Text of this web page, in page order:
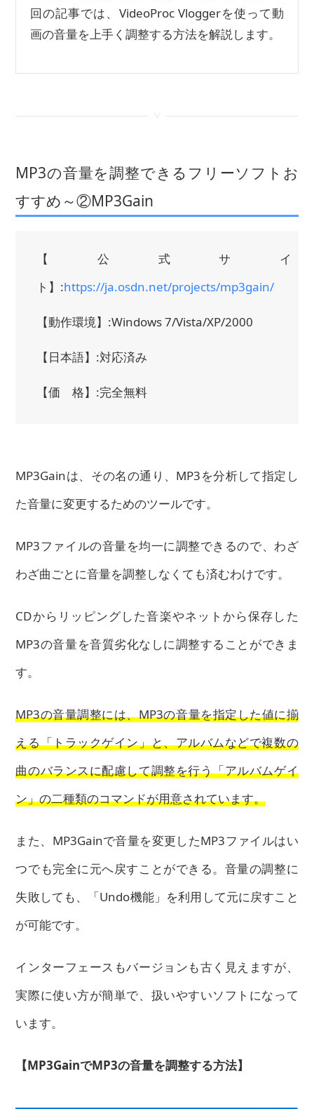
回の記事では、VideoProc Vloggerを使って動
画の音量を上手く調整する方法を解説します。
MP3の音量を調整できるフリーソフトお
すすめ～②MP3Gain
【公式サイ
ト】:https://ja.osdn.net/projects/mp3gain/
【動作環境】:Windows 7/Vista/XP/2000
【日本語】:対応済み
【価 格】:完全無料
MP3Gainは、その名の通り、MP3を分析して指定し
た音量に変更するためのツールです。
MP3ファイルの音量を均一に調整できるので、わざ
わざ曲ごとに音量を調整しなくても済むわけです。
CDからリッピングした音楽やネットから保存した
MP3の音量を音質劣化なしに調整することができま
す。
MP3の音量調整には、MP3の音量を指定した値に揃
える「トラックゲイン」と、アルバムなどで複数の
曲のバランスに配慮して調整を行う「アルバムゲイ
ン」の二種類のコマンドが用意されています。
また、MP3Gainで音量を変更したMP3ファイルはい
つでも完全に元へ戻すことができる。音量の調整に
失敗しても、「Undo機能」を利用して元に戻すこと
が可能です。
インターフェースもバージョンも古く見えますが、
実際に使い方が簡単で、扱いやすいソフトになって
います。
【MP3GainでMP3の音量を調整する方法】